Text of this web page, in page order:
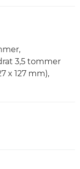
3,5 tommer
x 127 mm),